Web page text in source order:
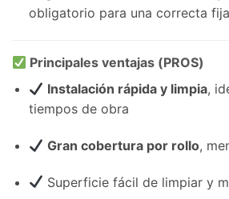
obligatorio para una correcta
Principales ventajas (PROS)
Instalación rápida y limpia,
tiempos de obra
Gran cobertura por rollo,
Superficie fácil de limpiar y